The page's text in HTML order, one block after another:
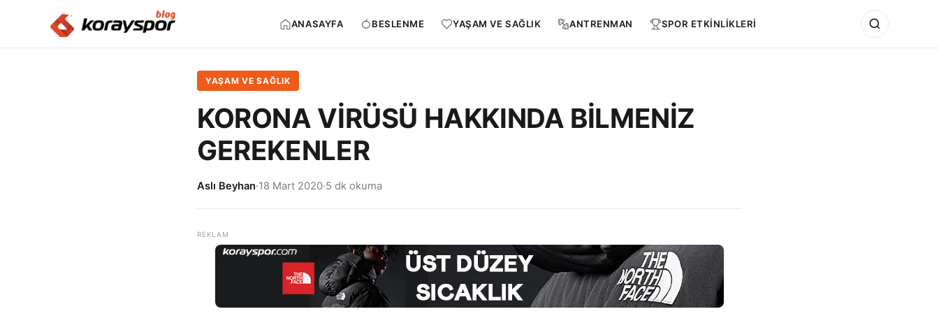
ANASAYFA BESLENME YAŞAM VE SAĞLIK ANTRENMAN SPOR ETKİNLİKLERİ
YAŞAM VE SAĞLIK
KORONA VİRÜSÜ HAKKINDA BİLMENİZ
GEREKENLER
Aslı Beyhan·18 Mart 2020·5 dk okuma